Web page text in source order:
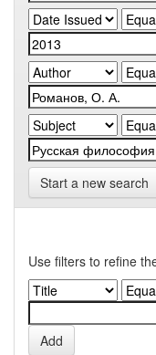
Start a new search
Use filters to refine